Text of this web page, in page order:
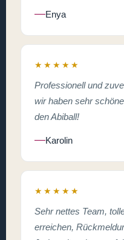
Enya
★★★★★
Professionell und
wir haben sehr
den Abiball!
Karolin
★★★★★
Sehr nettes Team,
erreichen,